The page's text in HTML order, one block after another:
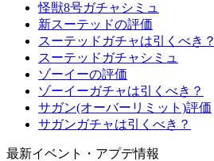
怪獣8号ガチャシミュ
新スーテッドの評価
スーテッドガチャは引くべき？
スーテッドガチャシミュ
ゾーイーの評価
ゾーイーガチャは引くべき？
サガン(オーバーリミット)評価
サガンガチャは引くべき？
最新イベント・アプデ情報